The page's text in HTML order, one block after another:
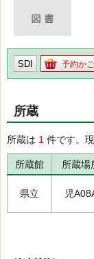
SDI 予約か
所蔵
所蔵は 1 件です。
所蔵館 所蔵場
県立 児